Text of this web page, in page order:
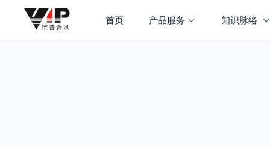
首页 产品服务 知识脉络